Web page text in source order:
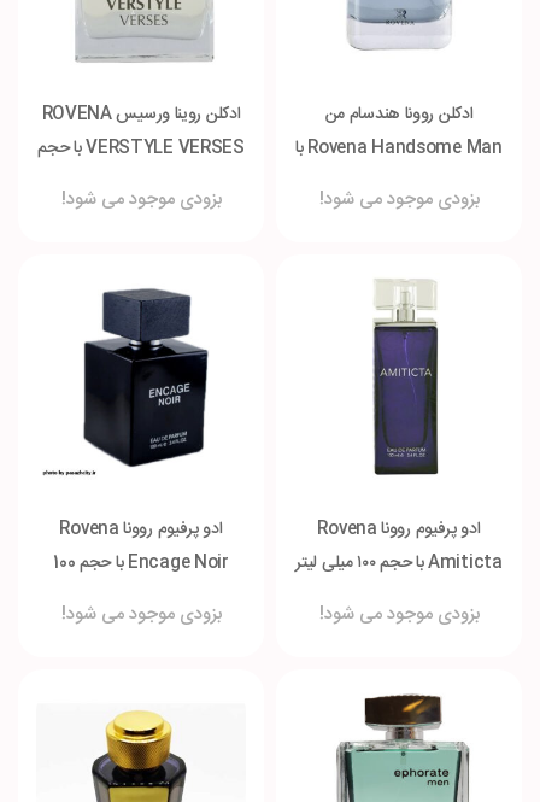
ادکلن روونا هندسام من
Rovena Handsome Man با
بزودی موجود می شود!
ادکلن روینا ورسیس ROVENA
VERSTYLE VERSES با حجم
بزودی موجود می شود!
ادو پرفیوم روونا Rovena
Amiticta با حجم ۱۰۰ میلی لیتر
بزودی موجود می شود!
ادو پرفیوم روونا Rovena
Encage Noir با حجم 100
بزودی موجود می شود!